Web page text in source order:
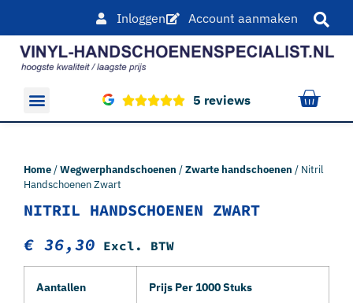
Inloggen Account aanmaken
5 reviews
Home/Wegwerphandschoenen /Zwarte handschoenen / Nitril
Handschoenen Zwart
NITRIL HANDSCHOENEN ZWART
€ 36,30 Excl. BTW
Aantallen Prijs Per 1000 Stuks